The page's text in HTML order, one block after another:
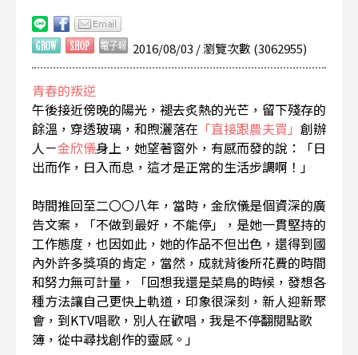
2016/08/03 / 瀏覽次數 (3062955)
青春的叛逆
午後接近傍晚的陽光，褪去炙熱的光芒，留下殘存的
餘溫，穿透玻璃，和煦灑落在 「直接跟農夫買」 創辦
人－金欣儀身上，她望著窗外，有感而發的說：「日
出而作，日入而息，這才是正常的生活步調啊！」
時間推回至二〇〇八年，當時，金欣儀是個資深的廣
告文案，「不做到最好，不能停」，是她一貫堅持的
工作態度，也因如此，她的作品不但出色，還得到國
內外許多獎項的肯定，當然，成就背後所花費的時間
和努力無可計量，「回想我還是菜鳥的時候，發想各
種方法讓自己更快上軌道，印象很深刻，新人迎新聚
會，到KTV唱歌，別人在歡唱，我是不停翻閱點歌
簿，從中尋找創作的靈感。」